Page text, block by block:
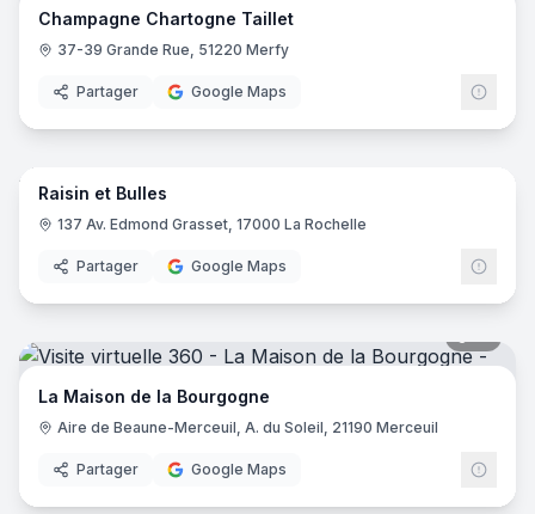
Champagne Chartogne Taillet
37-39 Grande Rue, 51220 Merfy
Partager Google Maps
7
Raisin et Bulles
137 Av. Edmond Grasset, 17000 La Rochelle
Partager Google Maps
La Maison de la Bourgogne
Aire de Beaune-Merceuil, A. du Soleil, 21190 Merceuil
Partager Google Maps